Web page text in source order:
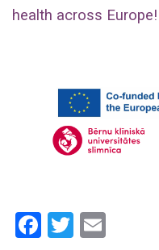
health across Europe!
Facebook
Twitter